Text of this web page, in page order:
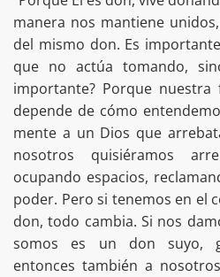
manera nos mantiene
del mismo don. Es
que no actúa tomando,
importante? Porque
depende de cómo
mente a un Dios que
nosotros quisiéramos
ocupando espacios,
poder. Pero si tenemos en el
don, todo cambia. Si nos
somos es un don suyo,
entonces también a